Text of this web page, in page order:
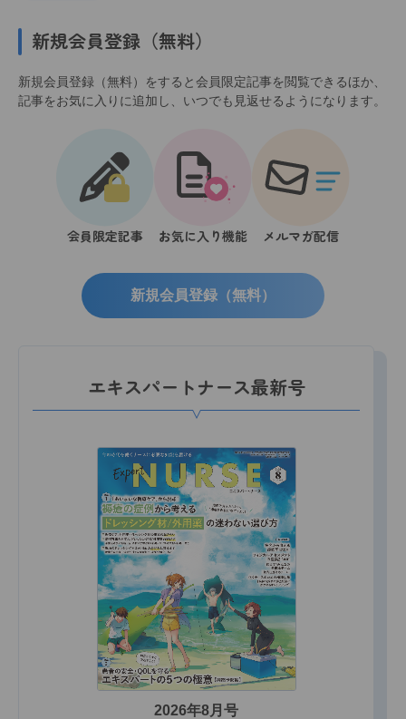
新規会員登録（無料）
新規会員登録（無料）をすると会員限定記事を閲覧できるほか、
記事をお気に入りに追加し、いつでも見返せるようになります。
会員限定記事 お気に入り機能 メルマガ配信
新規会員登録（無料）
エキスパートナース最新号
2026年8月号